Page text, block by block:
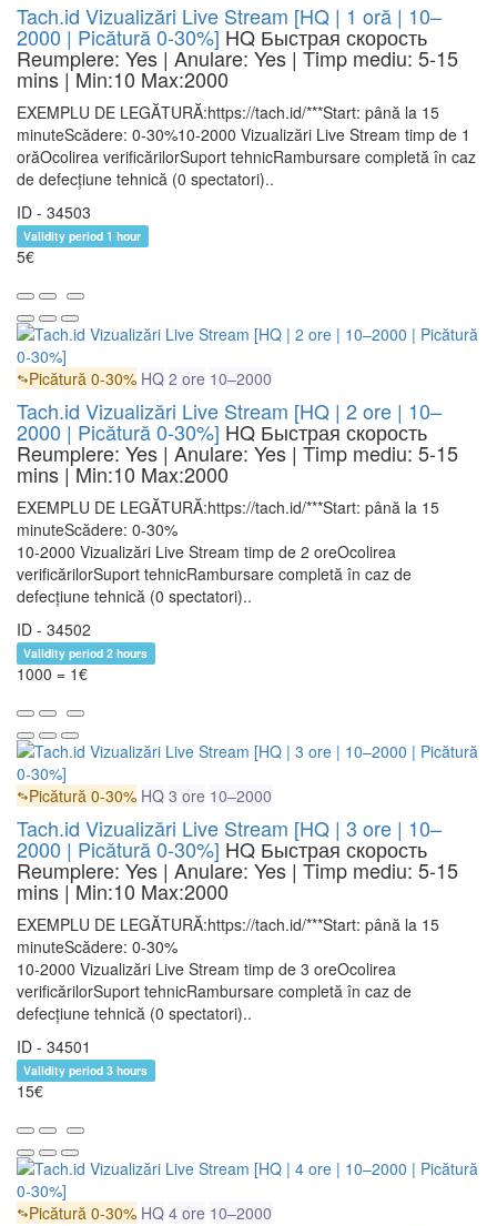
Tach.id Vizualizări Live Stream [HQ | 1 oră | 10–
2000 | Picătură 0-30%] HQ Быстрая скорость
Reumplere: Yes | Anulare: Yes | Timp mediu: 5-15
mins | Min:10 Max:2000
EXEMPLU DE LEGĂTURĂ:https://tach.id/***Start: până la 15
minuteScădere: 0-30%10-2000 Vizualizări Live Stream timp de 1
orăOcolirea verificărilorSuport tehnicRambursare completă în caz
de defecțiune tehnică (0 spectatori)..
ID - 34503
Validity period 1 hour
5€
Picătură 0-30% HQ 2 ore 10–2000
Tach.id Vizualizări Live Stream [HQ | 2 ore | 10–
2000 | Picătură 0-30%] HQ Быстрая скорость
Reumplere: Yes | Anulare: Yes | Timp mediu: 5-15
mins | Min:10 Max:2000
EXEMPLU DE LEGĂTURĂ:https://tach.id/***Start: până la 15
minuteScădere: 0-30%
10-2000 Vizualizări Live Stream timp de 2 oreOcolirea
verificărilorSuport tehnicRambursare completă în caz de
defecțiune tehnică (0 spectatori)..
ID - 34502
Validity period 2 hours
1000 = 1€
Picătură 0-30% HQ 3 ore 10–2000
Tach.id Vizualizări Live Stream [HQ | 3 ore | 10–
2000 | Picătură 0-30%] HQ Быстрая скорость
Reumplere: Yes | Anulare: Yes | Timp mediu: 5-15
mins | Min:10 Max:2000
EXEMPLU DE LEGĂTURĂ:https://tach.id/***Start: până la 15
minuteScădere: 0-30%
10-2000 Vizualizări Live Stream timp de 3 oreOcolirea
verificărilorSuport tehnicRambursare completă în caz de
defecțiune tehnică (0 spectatori)..
ID - 34501
Validity period 3 hours
15€
Picătură 0-30% HQ 4 ore 10–2000